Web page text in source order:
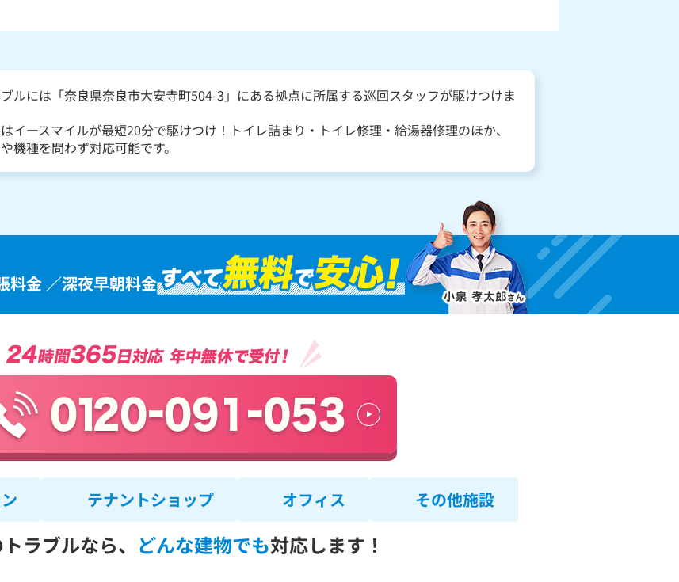
ルには「奈良県奈良市大安寺町504-3」にある拠点に所属する巡回スタッフが駆けつけま
イースマイルが最短20分で駆けつけ！トイレ詰まり・トイレ修理・給湯器修理のほか、
機種を問わず対応可能です。
料金 ／深夜早朝料金
テナントショップ オフィス その他施設
ラブルなら、 どんな建物でも対応します！